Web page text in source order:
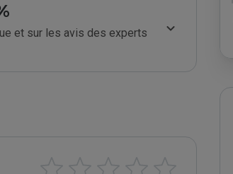
et sur les avis des experts